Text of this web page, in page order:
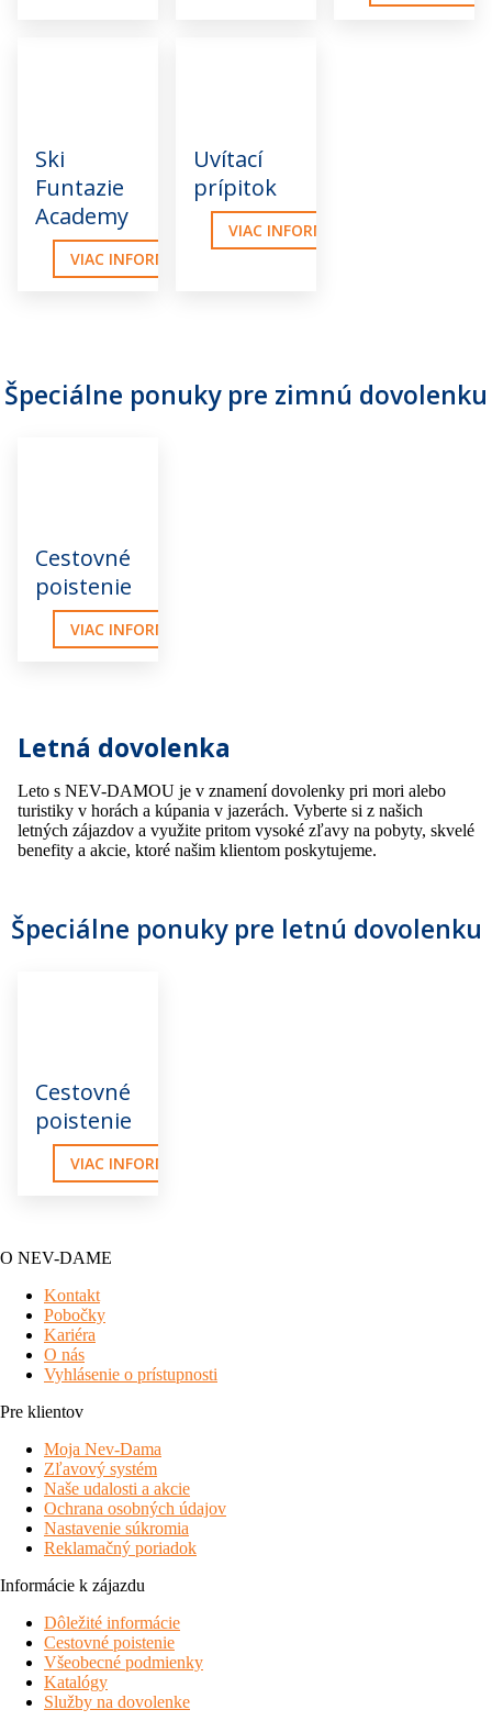
Ski
Funtazie
Academy
VIAC INFORMÁCIÍ
Uvítací
prípitok
VIAC INFORMÁCIÍ
Špeciálne ponuky pre zimnú dovolenku
Cestovné
poistenie
VIAC INFORMÁCIÍ
Letná dovolenka
Leto s NEV-DAMOU je v znamení dovolenky pri mori alebo
turistiky v horách a kúpania v jazerách. Vyberte si z našich
letných zájazdov a využite pritom vysoké zľavy na pobyty, skvelé
benefity a akcie, ktoré našim klientom poskytujeme.
Špeciálne ponuky pre letnú dovolenku
Cestovné
poistenie
VIAC INFORMÁCIÍ
O NEV-DAME
Kontakt
Pobočky
Kariéra
O nás
Vyhlásenie o prístupnosti
Pre klientov
Moja Nev-Dama
Zľavový systém
Naše udalosti a akcie
Ochrana osobných údajov
Nastavenie súkromia
Reklamačný poriadok
Informácie k zájazdu
Dôležité informácie
Cestovné poistenie
Všeobecné podmienky
Katalógy
Služby na dovolenke